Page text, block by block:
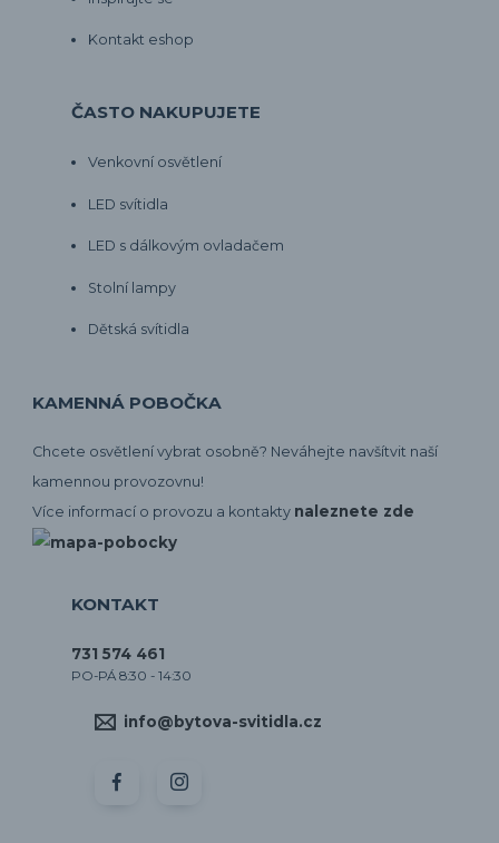
Kontakt eshop
ČASTO NAKUPUJETE
Venkovní osvětlení
LED svítidla
LED s dálkovým ovladačem
Stolní lampy
Dětská svítidla
KAMENNÁ POBOČKA
Chcete osvětlení vybrat osobně? Neváhejte navšítvit naší
kamennou provozovnu!
Více informací o provozu a kontakty naleznete zde
KONTAKT
731 574 461
PO-PÁ 8:30 - 14:30
info@bytova-svitidla.cz